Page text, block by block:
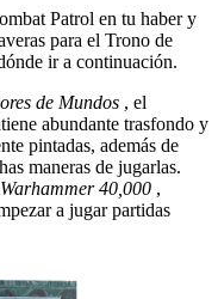
Patrol en tu haber y
para el Trono de
ir a continuación.
de Mundos , el
abundante trasfondo y
pintadas, además de
maneras de jugarlas.
40,000 ,
a jugar partidas